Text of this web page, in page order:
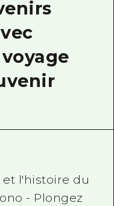
voyage
et l'histoire du
- Plongez